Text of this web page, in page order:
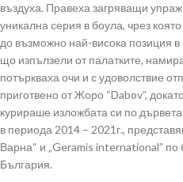
въздуха. Правеха загряващи
уникална серия в боула, чрез
до възможно най-висока позиция в
що изпълзели от палатките,
потъркваха очи и с удоволствие
приготвено от Жоро “Dabov”,
курираше изложбата си по
в периода 2014 – 2021г.,
Варна“ и „Geramis international” по
България.